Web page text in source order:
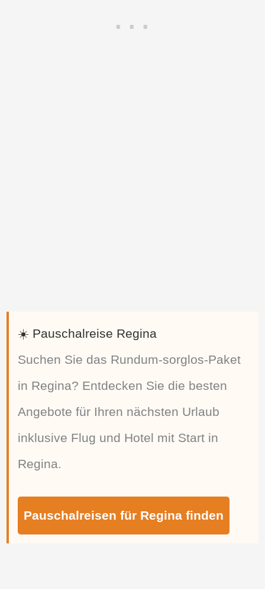
☀️ Pauschalreise Regina
Suchen Sie das Rundum-sorglos-Paket
in Regina? Entdecken Sie die besten
Angebote für Ihren nächsten Urlaub
inklusive Flug und Hotel mit Start in
Regina.
Pauschalreisen für Regina finden